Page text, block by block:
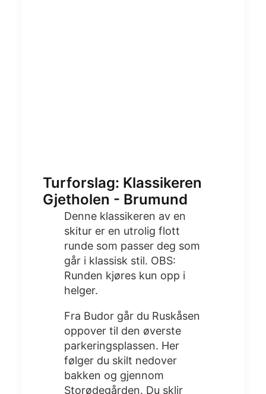
Turforslag: Klassikeren
Gjetholen - Brumund
Denne klassikeren av en
skitur er en utrolig flott
runde som passer deg som
går i klassisk stil. OBS:
Runden kjøres kun opp i
helger.
Fra Budor går du Ruskåsen
oppover til den øverste
parkeringsplassen. Her
følger du skilt nedover
bakken og gjennom
Storødegården. Du sklir